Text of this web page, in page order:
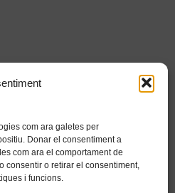
com ara galetes per
Donar el consentiment a
com ara el comportament de
consentir o retirar el consentiment,
i funcions.